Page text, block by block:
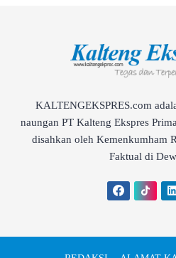
KALTENGEKSPRES.com
naungan PT Kalteng Ekspres
disahkan oleh Kemenkumham
Faktual di